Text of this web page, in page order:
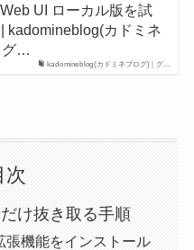
kadomineblog(カドミネブログ)｜グ…
UI ローカル版を試
kadomineblog(カドミネ
グ…
次
け抜き取る手順
張機能をインストール